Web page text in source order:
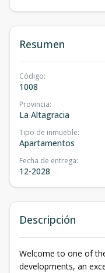
Resumen
Código:
1008
Provincia:
La Altagracia
Tipo de inmueble:
Apartamentos
Fecha de entrega:
12-2028
Descripción
Welcome to one of
developments, an